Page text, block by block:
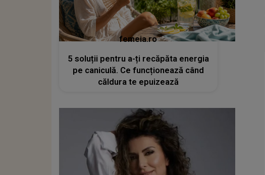
femeia.ro
5 soluții pentru a-ți recăpăta energia
pe caniculă. Ce funcționează când
căldura te epuizează